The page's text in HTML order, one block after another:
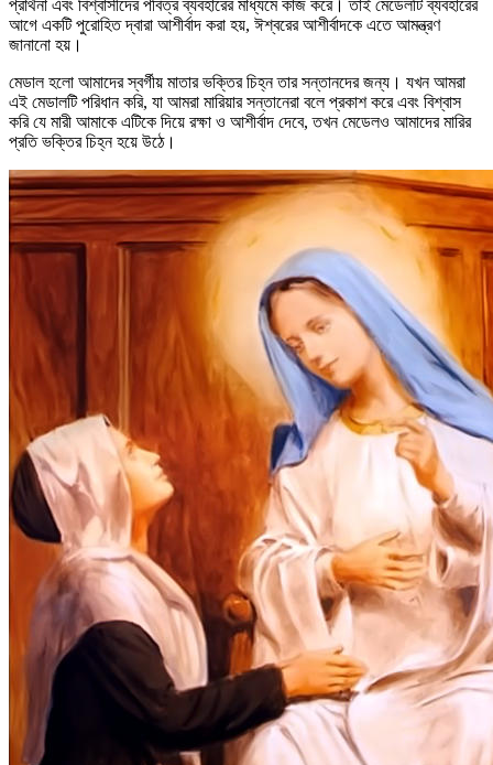
প্রার্থনা এবং বিশ্বাসীদের পবিত্র ব্যবহারের মাধ্যমে কাজ করে। তাই মেডেলটি ব্যবহারের
আগে একটি পুরোহিত দ্বারা আশীর্বাদ করা হয়, ঈশ্বরের আশীর্বাদকে এতে আমন্ত্রণ
জানানো হয়।
মেডাল হলো আমাদের স্বর্গীয় মাতার ভক্তির চিহ্ন তার সন্তানদের জন্য। যখন আমরা
এই মেডালটি পরিধান করি, যা আমরা মারিয়ার সন্তানেরা বলে প্রকাশ করে এবং বিশ্বাস
করি যে মারী আমাকে এটিকে দিয়ে রক্ষা ও আশীর্বাদ দেবে, তখন মেডেলও আমাদের মারির
প্রতি ভক্তির চিহ্ন হয়ে উঠে।